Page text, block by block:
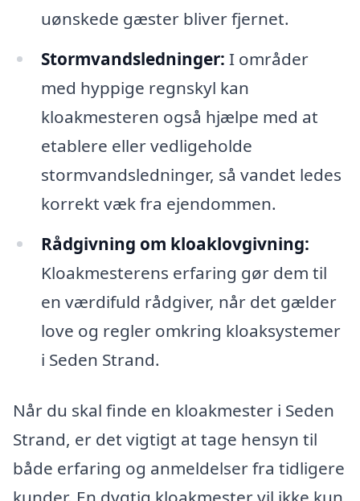
uønskede gæster bliver fjernet.
Stormvandsledninger: I områder
med hyppige regnskyl kan
kloakmesteren også hjælpe med at
etablere eller vedligeholde
stormvandsledninger, så vandet ledes
korrekt væk fra ejendommen.
Rådgivning om kloaklovgivning:
Kloakmesterens erfaring gør dem til
en værdifuld rådgiver, når det gælder
love og regler omkring kloaksystemer
i Seden Strand.
Når du skal finde en kloakmester i Seden
Strand, er det vigtigt at tage hensyn til
både erfaring og anmeldelser fra tidligere